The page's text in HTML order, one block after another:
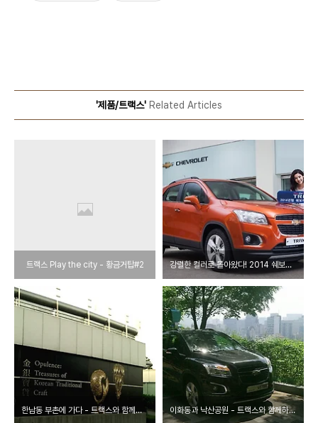
'제품/트랙스' Related Articles
트랙스 Play the city - 황금거탑#2 강렬한 컬러로 돌아왔다! 2014 쉐보레 트랙스
한남동 부촌에 가다 - 트랙스와 함께하는 도시기행 2 이화동과 낙산공원 - 트랙스와 함께하는 도시기행 1